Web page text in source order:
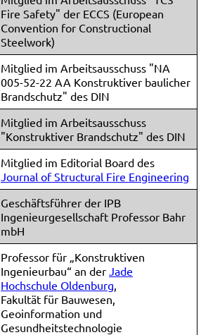
Fire Safety" der ECCS (European
Convention for Constructional
Steelwork)
Mitglied im Arbeitsausschuss "NA
005-52-22 AA Konstruktiver baulicher
Brandschutz" des DIN
Mitglied im Arbeitsausschuss
"Konstruktiver Brandschutz" des DIN
Mitglied im Editorial Board des
Journal of Structural Fire Engineering
Geschäftsführer der IPB
Ingenieurgesellschaft Professor Bahr
mbH
Professor für „Konstruktiven
Ingenieurbau“ an der Jade
Hochschule Oldenburg
Fakultät für Bauwesen,
Geoinformation und
Gesundheitstechnologie